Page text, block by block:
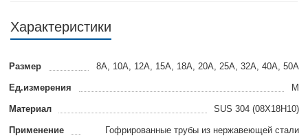
Характеристики
Размер 8A, 10A, 12A, 15A, 18A, 20A, 25A, 32A, 40А, 50А
Ед.измерения М
Материал SUS 304 (08X18H10)
Применение
Гофрированные трубы из нержавеющей стали